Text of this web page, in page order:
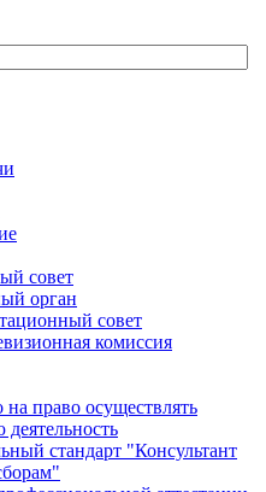
совет
орган
совет
комиссия
на право осуществлять
деятельность
стандарт "Консультант